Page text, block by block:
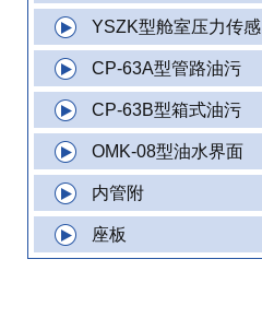
YSZK型舱室压力传感
CP-63A型管路油污
CP-63B型箱式油污
OMK-08型油水界面
内管附
座板